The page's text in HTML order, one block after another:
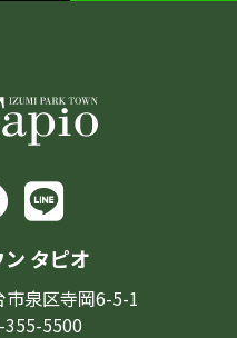
タピオ
市泉区寺岡6-5-1
5500